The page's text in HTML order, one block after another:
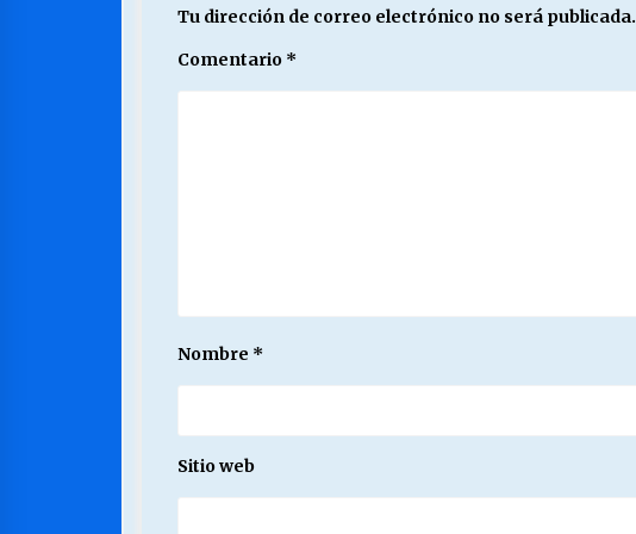
Tu dirección de correo electrónico no será publicada.
Comentario *
Nombre *
Sitio web